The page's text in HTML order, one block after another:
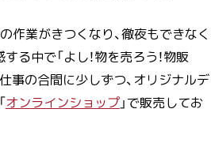
作業がきつくなり、徹夜もできなく
る中で「よし！物を売ろう！物販
仕事の合間に少しずつ、オリジナルデ
オンラインショップ」で販売してお